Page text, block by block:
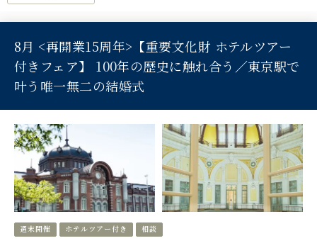
8月 <再開業15周年>【重要文化財 ホテルツアー
付きフェア】 100年の歴史に触れ合う／東京駅で
叶う唯一無二の結婚式
週末開催 ホテルツアー付き 相談